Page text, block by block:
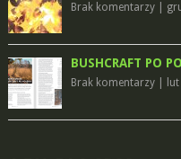
Brak komentarzy|
BUSHCRAFT PO
Brak komentarzy|